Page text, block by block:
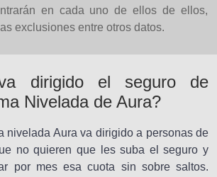
en cada uno de ellos de ellos,
exclusiones entre otros datos.
dirigido el seguro de
Nivelada de Aura?
nivelada Aura va dirigido a personas de
no quieren que les suba el seguro y
por mes esa cuota sin sobre saltos.